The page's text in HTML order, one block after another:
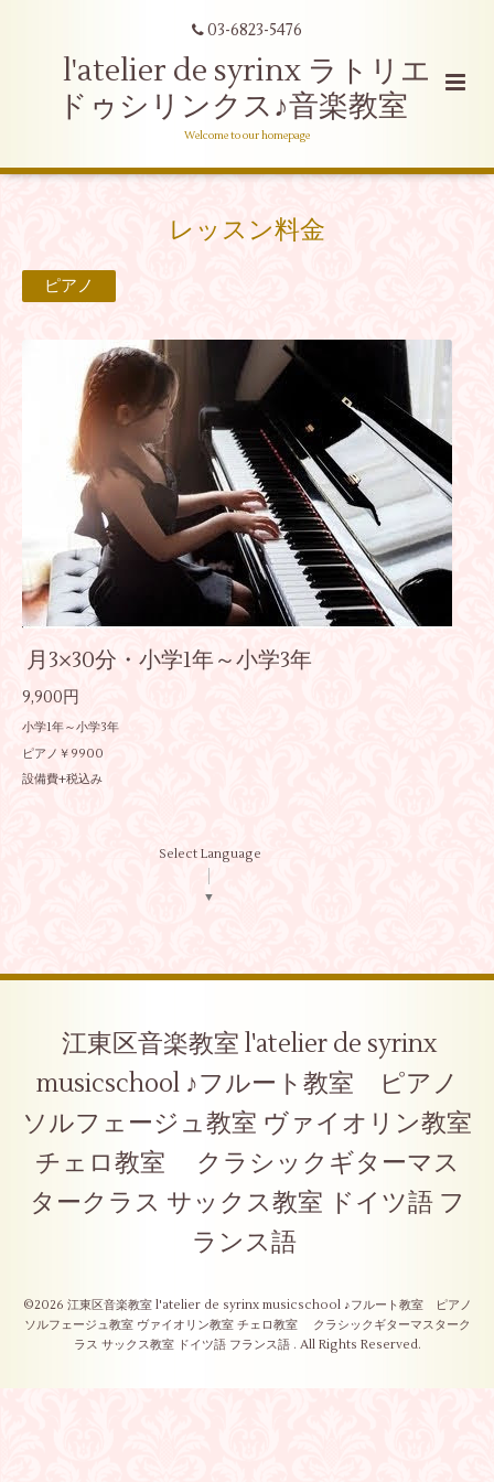
03-6823-5476
l'atelier de syrinx ラトリエ
ドゥシリンクス♪音楽教室
Welcome to our homepage
レッスン料金
ピアノ
月3×30分・小学1年～小学3年
9,900円
小学1年～小学3年
ピアノ￥9900
設備費+税込み
Select Language
▼
江東区音楽教室 l'atelier de syrinx
musicschool ♪フルート教室 ピアノ
ソルフェージュ教室 ヴァイオリン教室
チェロ教室 クラシックギターマス
タークラス サックス教室 ドイツ語 フ
ランス語
©2026 江東区音楽教室 l'atelier de syrinx musicschool ♪フルート教室 ピアノ
ソルフェージュ教室 ヴァイオリン教室 チェロ教室 クラシックギターマスターク
ラス サックス教室 ドイツ語 フランス語 . All Rights Reserved.